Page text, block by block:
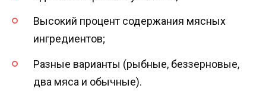
Высокий процент содержания мясных
ингредиентов;
Разные варианты (рыбные, беззерновые,
два мяса и обычные).